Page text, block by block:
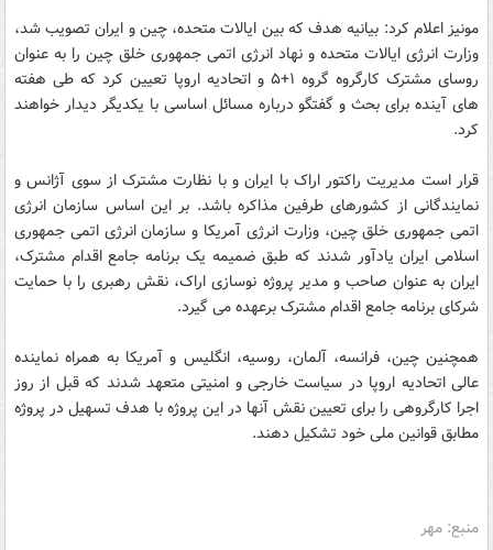
مونیز اعلام کرد: بیانیه هدف که بین ایالات متحده، چین و ایران تصویب شد،
وزارت انرژی ایالات متحده و نهاد انرژی اتمی جمهوری خلق چین را به عنوان
روسای مشترک کارگروه گروه ۱+۵ و اتحادیه اروپا تعیین کرد که طی هفته
های آینده برای بحث و گفتگو درباره مسائل اساسی با یکدیگر دیدار خواهند
کرد.
قرار است مدیریت راکتور اراک با ایران و با نظارت مشترک از سوی آژانس و
نمایندگانی از کشورهای طرفین مذاکره باشد. بر این اساس سازمان انرژی
اتمی جمهوری خلق چین، وزارت انرژی آمریکا و سازمان انرژی اتمی جمهوری
اسلامی ایران یادآور شدند که طبق ضمیمه یک برنامه جامع اقدام مشترک،
ایران به عنوان صاحب و مدیر پروژه نوسازی اراک، نقش رهبری را با حمایت
شرکای برنامه جامع اقدام مشترک برعهده می گیرد.
همچنین چین، فرانسه، آلمان، روسیه، انگلیس و آمریکا به همراه نماینده
عالی اتحادیه اروپا در سیاست خارجی و امنیتی متعهد شدند که قبل از روز
اجرا کارگروهی را برای تعیین نقش آنها در این پروژه با هدف تسهیل در پروژه
مطابق قوانین ملی خود تشکیل دهند.
منبع: مهر